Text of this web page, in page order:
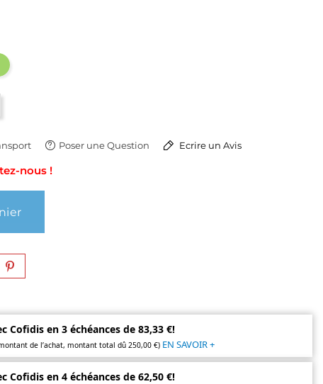
Vert
Poser une Question Ecrire un Avis
nous !
Cofidis en 3 échéances de 83,33 €!
de l’achat, montant total dû 250,00 €) EN SAVOIR +
Cofidis en 4 échéances de 62,50 €!